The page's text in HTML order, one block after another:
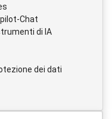
Chat
di IA
dei dati